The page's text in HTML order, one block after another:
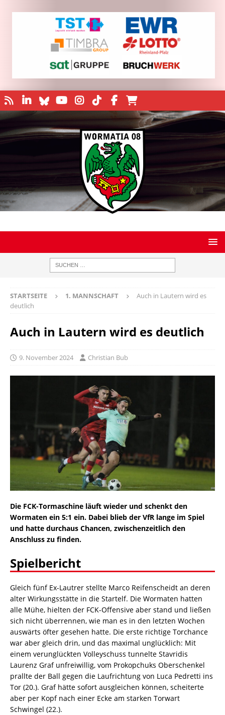
STARTSEITE 1. MANNSCHAFT
Auch in Lautern wird es
deutlich
Auch in Lautern wird es deutlich
9. November 2024 Christian Bub
Die FCK-Tormaschine läuft wieder und schenkt den
Wormaten ein 5:1 ein. Dabei blieb der VfR lange im Spiel
und hatte durchaus Chancen, zwischenzeitlich den
Anschluss zu finden.
Spielbericht
Gleich fünf Ex-Lautrer stellte Marco Reifenscheidt an deren
alter Wirkungsstätte in die Startelf. Die Wormaten hatten
alle Mühe, hielten der FCK-Offensive aber stand und ließen
sich nicht überrennen, wie man es in den letzten Wochen
auswärts öfter gesehen hatte. Die erste richtige Torchance
war aber gleich drin, und das maximal unglücklich: Mit
einem verunglückten Volleyschuss tunnelte Stavridis
Laurenz Graf unfreiwillig, vom Prokopchuks Oberschenkel
prallte der Ball gegen die Laufrichtung von Luca Pedretti ins
Tor (20.). Graf hätte sofort ausgleichen können, scheiterte
aber per Kopf nach einer Ecke am starken Torwart
Schwingel (22.).